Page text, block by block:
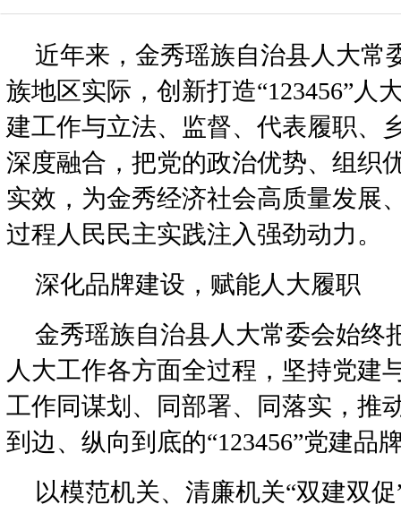
近年来，金秀瑶族自治县人大常
族地区实际，创新打造“123456”人
建工作与立法、监督、代表履职、
深度融合，把党的政治优势、组织
实效，为金秀经济社会高质量发展
过程人民民主实践注入强劲动力。
深化品牌建设，赋能人大履职
金秀瑶族自治县人大常委会始终
人大工作各方面全过程，坚持党建
工作同谋划、同部署、同落实，推
到边、纵向到底的“123456”党建品
以模范机关、清廉机关“双建双